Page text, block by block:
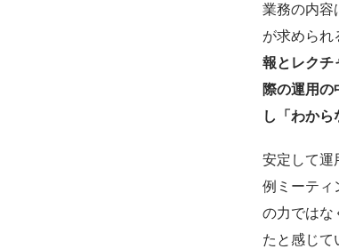
業務の内容
が求められ
報とレクチ
際の運用
し「わか
安定して運
例ミーティ
の力ではな
たと感じて